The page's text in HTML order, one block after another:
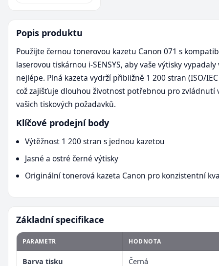
Popis produktu
Použijte černou tonerovou kazetu Canon 071 s
laserovou tiskárnou i-SENSYS, aby vaše výtisky vypadaly
nejlépe. Plná kazeta vydrží přibližně 1 200 stran (ISO/
což zajišťuje dlouhou životnost potřebnou pro zvládnutí
vašich tiskových požadavků.
Klíčové prodejní body
Výtěžnost 1 200 stran s jednou kazetou
Jasné a ostré černé výtisky
Originální tonerová kazeta Canon pro konzistentní
Základní specifikace
PARAMETR HODNOTA
Barva tisku Černá